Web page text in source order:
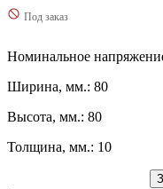
Под заказ
Номинальное
Ширина, мм.: 80
Высота, мм.: 80
Толщина, мм.: 10